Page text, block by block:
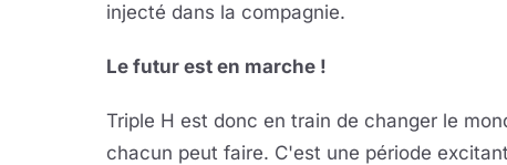
injecté dans la compagnie.
Le futur est en marche !
Triple H est donc en train de changer le
chacun peut faire. C'est une période